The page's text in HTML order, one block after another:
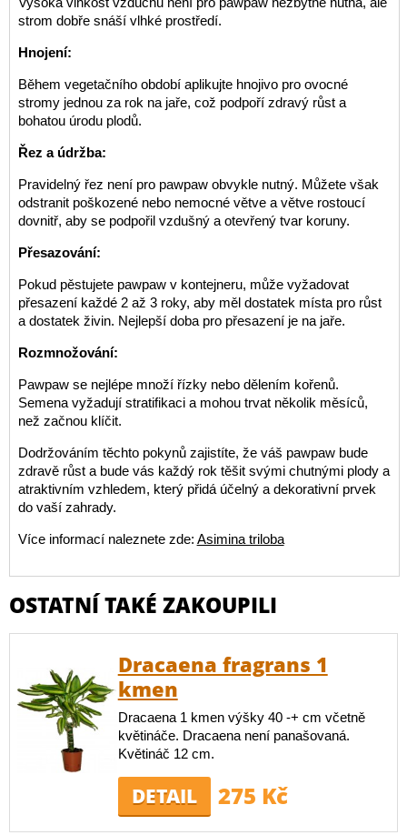
strom dobře snáší vlhké prostředí.
Hnojení:
Během vegetačního období aplikujte hnojivo pro ovocné
stromy jednou za rok na jaře, což podpoří zdravý růst a
bohatou úrodu plodů.
Řez a údržba:
Pravidelný řez není pro pawpaw obvykle nutný. Můžete však
odstranit poškozené nebo nemocné větve a větve rostoucí
dovnitř, aby se podpořil vzdušný a otevřený tvar koruny.
Přesazování:
Pokud pěstujete pawpaw v kontejneru, může vyžadovat
přesazení každé 2 až 3 roky, aby měl dostatek místa pro růst
a dostatek živin. Nejlepší doba pro přesazení je na jaře.
Rozmnožování:
Pawpaw se nejlépe množí řízky nebo dělením kořenů.
Semena vyžadují stratifikaci a mohou trvat několik měsíců,
než začnou klíčit.
Dodržováním těchto pokynů zajistíte, že váš pawpaw bude
zdravě růst a bude vás každý rok těšit svými chutnými plody a
atraktivním vzhledem, který přidá účelný a dekorativní prvek
do vaší zahrady.
Více informací naleznete zde: Asimina triloba
OSTATNÍ TAKÉ ZAKOUPILI
Dracaena fragrans 1
kmen
Dracaena 1 kmen výšky 40 -+ cm včetně
květináče. Dracaena není panašovaná.
Květináč 12 cm.
DETAIL 275 Kč